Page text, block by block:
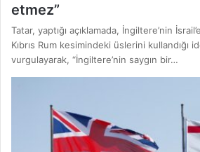
etmez”
Tatar, yaptığı açıklamada, İngiltere’nin
Kıbrıs Rum kesimindeki üslerini kullandığı
vurgulayarak, “İngiltere’nin saygın bir…